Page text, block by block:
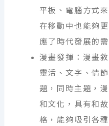
平板、電腦方式
在移動中也能夠
應了時代發展的
漫畫發揮：漫畫
靈活、文字、情
題，同時主題，
和文化，具有和
格，能夠吸引各